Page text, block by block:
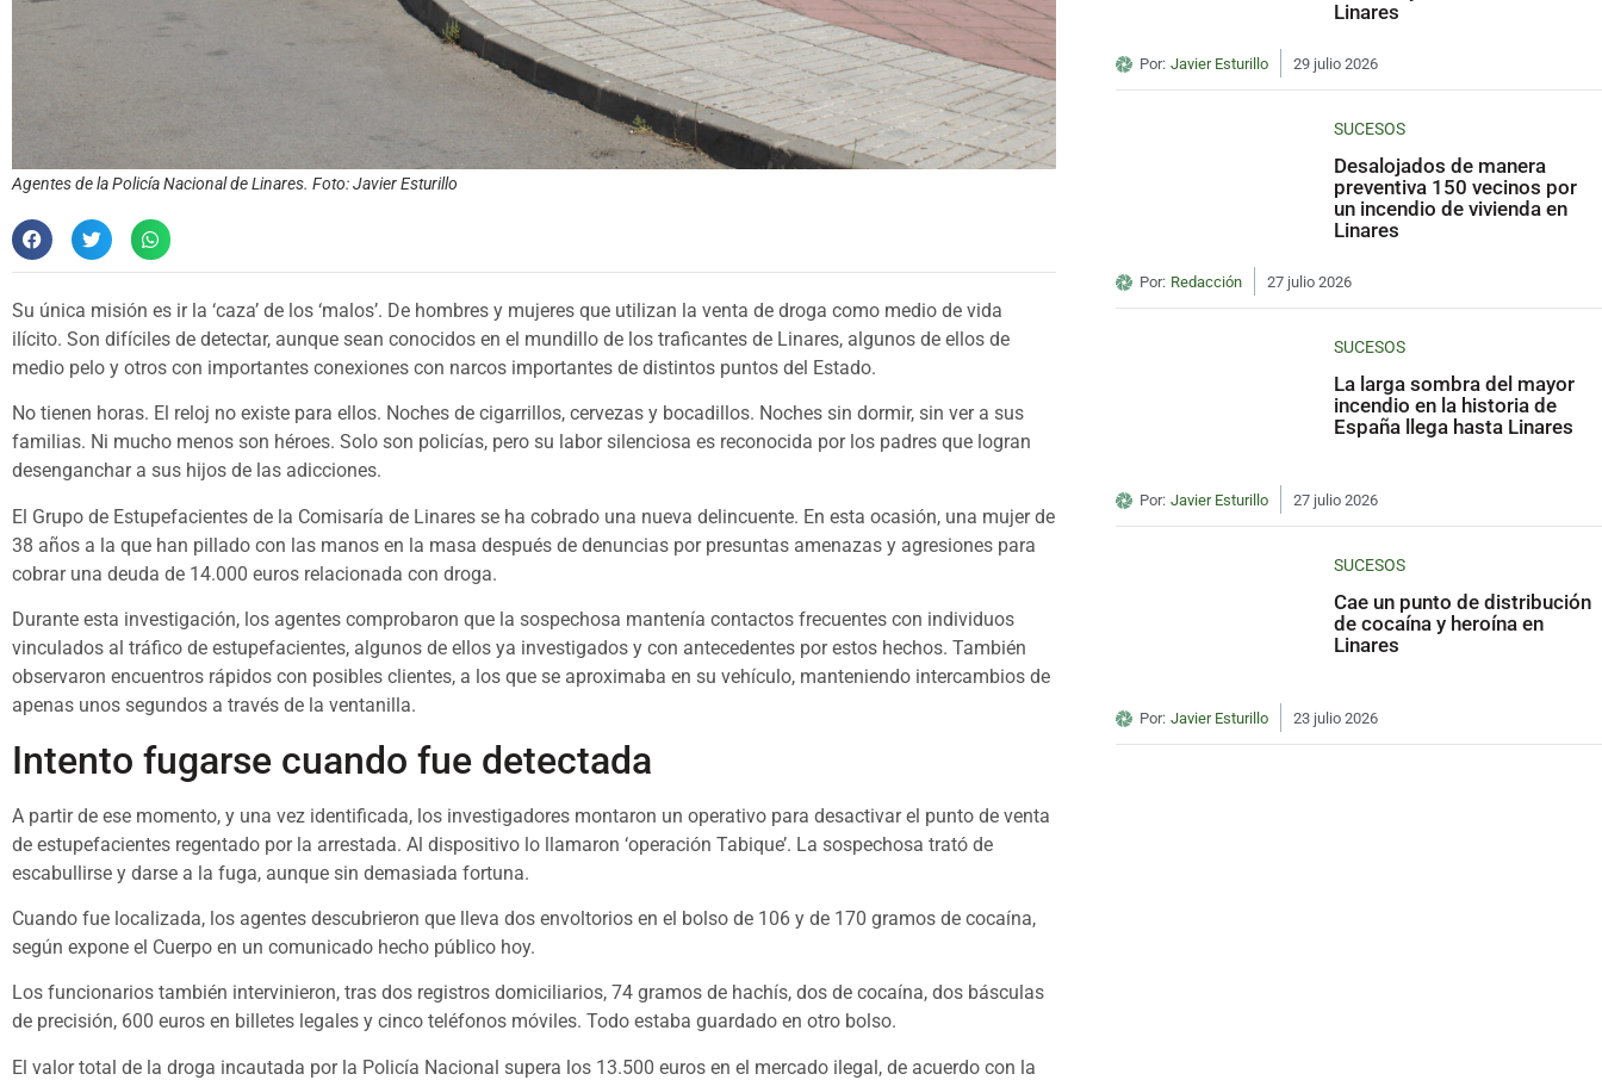
Agentes de la Policía Nacional de Linares. Foto: Javier Esturillo
Su única misión es ir la ‘caza’ de los ‘malos’. De hombres y mujeres que utilizan la venta de droga como medio de vida
ilícito. Son difíciles de detectar, aunque sean conocidos en el mundillo de los traficantes de Linares, algunos de ellos de
medio pelo y otros con importantes conexiones con narcos importantes de distintos puntos del Estado.
No tienen horas. El reloj no existe para ellos. Noches de cigarrillos, cervezas y bocadillos. Noches sin dormir, sin ver a sus
familias. Ni mucho menos son héroes. Solo son policías, pero su labor silenciosa es reconocida por los padres que logran
desenganchar a sus hijos de las adicciones.
El Grupo de Estupefacientes de la Comisaría de Linares se ha cobrado una nueva delincuente. En esta ocasión, una mujer de
38 años a la que han pillado con las manos en la masa después de denuncias por presuntas amenazas y agresiones para
cobrar una deuda de 14.000 euros relacionada con droga.
Durante esta investigación, los agentes comprobaron que la sospechosa mantenía contactos frecuentes con individuos
vinculados al tráfico de estupefacientes, algunos de ellos ya investigados y con antecedentes por estos hechos. También
observaron encuentros rápidos con posibles clientes, a los que se aproximaba en su vehículo, manteniendo intercambios de
apenas unos segundos a través de la ventanilla.
Intento fugarse cuando fue detectada
A partir de ese momento, y una vez identificada, los investigadores montaron un operativo para desactivar el punto de venta
de estupefacientes regentado por la arrestada. Al dispositivo lo llamaron ‘operación Tabique’. La sospechosa trató de
escabullirse y darse a la fuga, aunque sin demasiada fortuna.
Cuando fue localizada, los agentes descubrieron que lleva dos envoltorios en el bolso de 106 y de 170 gramos de cocaína,
según expone el Cuerpo en un comunicado hecho público hoy.
Los funcionarios también intervinieron, tras dos registros domiciliarios, 74 gramos de hachís, dos de cocaína, dos básculas
de precisión, 600 euros en billetes legales y cinco teléfonos móviles. Todo estaba guardado en otro bolso.
El valor total de la droga incautada por la Policía Nacional supera los 13.500 euros en el mercado ilegal, de acuerdo con la
Linares
Por: Javier Esturillo 29 julio 2026
SUCESOS
Desalojados de manera
preventiva 150 vecinos por
un incendio de vivienda en
Linares
Por: Redacción 27 julio 2026
SUCESOS
La larga sombra del mayor
incendio en la historia de
España llega hasta Linares
Por: Javier Esturillo 27 julio 2026
SUCESOS
Cae un punto de distribución
de cocaína y heroína en
Linares
Por: Javier Esturillo 23 julio 2026